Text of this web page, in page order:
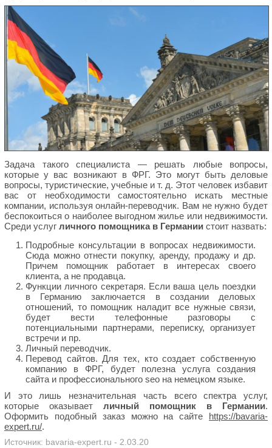
Задача такого специалиста — решать любые вопросы,
которые у вас возникают в ФРГ. Это могут быть деловые
вопросы, туристические, учебные и т. д. Этот человек избавит
вас от необходимости самостоятельно искать местные
компании, используя онлайн-переводчик. Вам не нужно будет
беспокоиться о наиболее выгодном жилье или недвижимости.
Среди услуг личного помощника в Германии стоит назвать:
Подробные консультации в вопросах недвижимости.
Сюда можно отнести покупку, аренду, продажу и др.
Причем помощник работает в интересах своего
клиента, а не продавца.
Функции личного секретаря. Если ваша цель поездки
в Германию заключается в создании деловых
отношений, то помощник наладит все нужные связи,
будет вести телефонные разговоры с
потенциальными партнерами, переписку, организует
встречи и пр.
Личный переводчик.
Перевод сайтов. Для тех, кто создает собственную
компанию в ФРГ, будет полезна услуга создания
сайта и профессионального seo на немецком языке.
И это лишь незначительная часть всего спектра услуг,
которые оказывает личный помощник в Германии.
Оформить подобный заказ можно на сайте https://bavaria-
expert.ru/.
Источник: bavaria-expert.ru - 2.03.20